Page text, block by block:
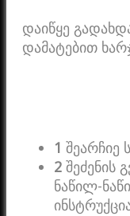
დაიწყე
დამატებით
1 შეარჩიე
2 შეძენის
ნაწილ-